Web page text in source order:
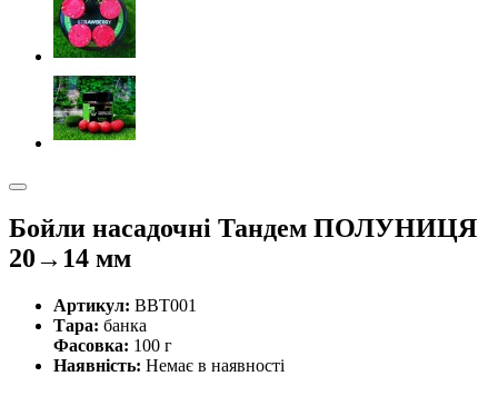
Бойли насадочні Тандем ПОЛУНИЦЯ
20→14 мм
Артикул: BBT001
Тара: банка
Фасовка: 100 г
Наявність: Немає в наявності